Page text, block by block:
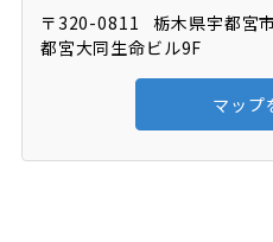
〒320-0811 栃木県宇都宮
都宮大同生命ビル9F
マップ